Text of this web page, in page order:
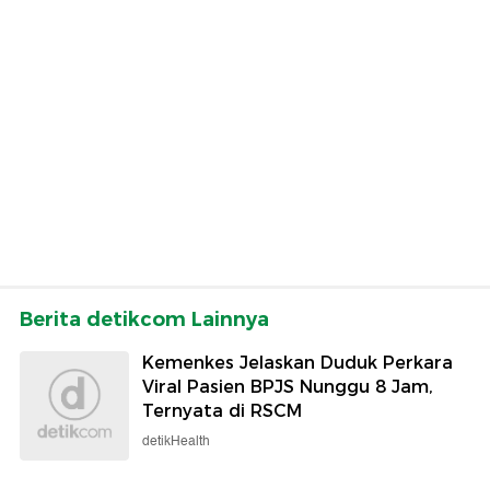
Berita detikcom Lainnya
Kemenkes Jelaskan Duduk Perkara
Viral Pasien BPJS Nunggu 8 Jam,
Ternyata di RSCM
detikHealth